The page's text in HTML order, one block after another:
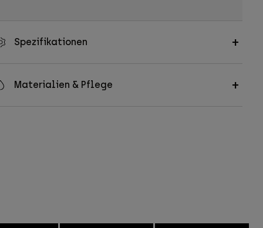
Spezifikationen
Materialien & Pflege